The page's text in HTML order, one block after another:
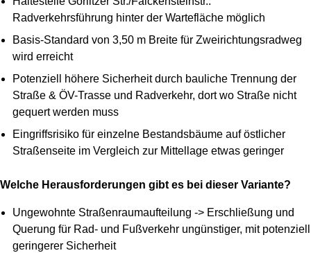
Radverkehrsführung hinter der Wartefläche möglich
Basis-Standard von 3,50 m Breite für Zweirichtungsradweg
wird erreicht
Potenziell höhere Sicherheit durch bauliche Trennung der
Straße & ÖV-Trasse und Radverkehr, dort wo Straße nicht
gequert werden muss
Eingriffsrisiko für einzelne Bestandsbäume auf östlicher
Straßenseite im Vergleich zur Mittellage etwas geringer
Welche Herausforderungen gibt es bei dieser Variante?
Ungewohnte Straßenraumaufteilung -> Erschließung und
Querung für Rad- und Fußverkehr ungünstiger, mit potenziell
geringerer Sicherheit